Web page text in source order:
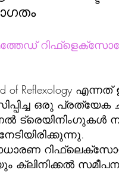
of Reflexology
ഒരു
ക്ലിനിക്കൽ